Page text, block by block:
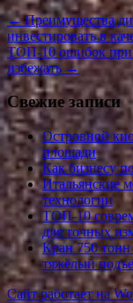
←Преимущества
инвестировать в
ТОП-10 ошибок при
избежать →
Свежие записи
Островной
площади
Как бизнесу
Итальянские
технологии
ТОП-10
для точных
Кран 750 тонн
тяжёлый
Сайт работает на